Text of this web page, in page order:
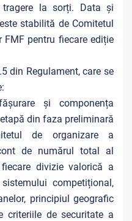
la sorți. Data și
stabilită de Comitetul
pentru fiecare ediție
din Regulament, care se
și componența
din faza preliminară
de organizare a
de numărul total al
divizie valorică a
competițional,
principiul geografic
criteriile de securitate a